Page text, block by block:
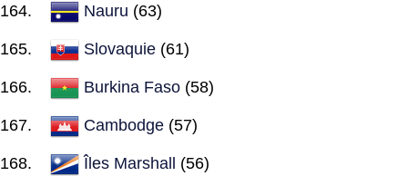
Nauru (63)
Slovaquie (61)
Burkina Faso (58)
Cambodge (57)
Îles Marshall (56)